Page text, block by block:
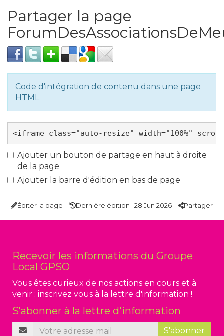
Partager la page
Code d'intégration de contenu dans une page
HTML
Ajouter un bouton de partage en haut à droite
de la page
Ajouter la barre d'édition en bas de page
Éditer la page Dernière édition : 28 Jun 2026 Partager
Recevoir les informations du Groupe
Local GPSO
Vous êtes curieux de nos actions en cours et à
venir : inscrivez vous à la lettre d'information !
S'abonner à la lettre d'information
S'abonner